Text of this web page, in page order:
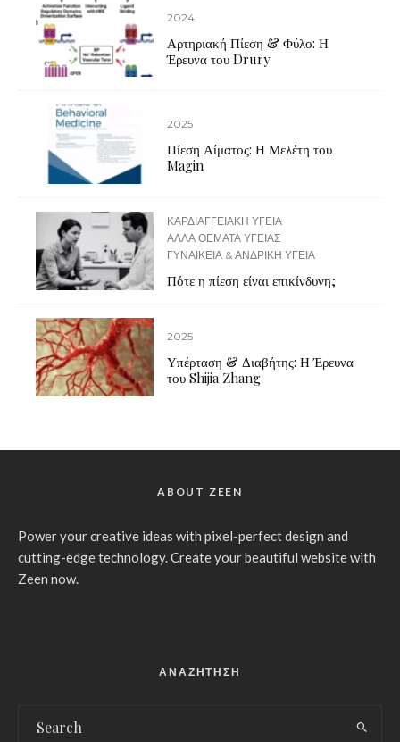
2024
Αρτηριακή Πίεση & Φύλο: Η
Έρευνα του Drury
2025
Πίεση Αίματος: Η Μελέτη του
Magin
ΚΑΡΔΙΑΓΓΕΙΑΚΗ ΥΓΕΙΑ
ΑΛΛΑ ΘΕΜΑΤΑ ΥΓΕΙΑΣ
ΓΥΝΑΙΚΕΙΑ & ΑΝΔΡΙΚΗ ΥΓΕΙΑ
Πότε η πίεση είναι επικίνδυνη;
2025
Υπέρταση & Διαβήτης: Η Έρευνα
του Shijia Zhang
ABOUT ZEEN
Power your creative ideas with pixel-perfect design and
cutting-edge technology. Create your beautiful website with
Zeen now.
ΑΝΑΖΗΤΗΣΗ